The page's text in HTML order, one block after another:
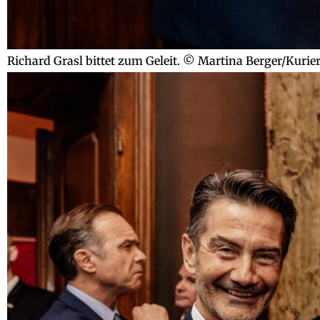
Richard Grasl bittet zum Geleit. © Martina Berger/Kurier